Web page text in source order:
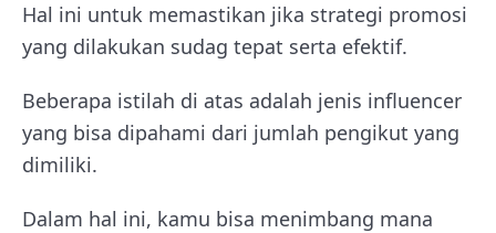
Hal ini untuk memastikan jika strategi promosi
yang dilakukan sudag tepat serta efektif.
Beberapa istilah di atas adalah jenis influencer
yang bisa dipahami dari jumlah pengikut yang
dimiliki.
Dalam hal ini, kamu bisa menimbang mana